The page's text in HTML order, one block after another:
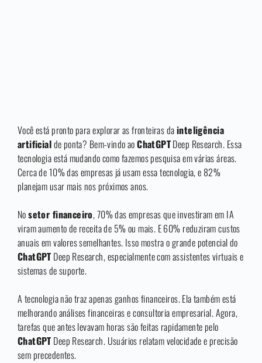
Você está pronto para explorar as fronteiras dainteligência
artificialde ponta? Bem-vindo aoChatGPTDeep Research. Essa
tecnologia está mudando como fazemos pesquisa em várias áreas.
Cerca de 10% das empresas já usam essa tecnologia, e 82%
planejam usar mais nos próximos anos.
Nosetor financeiro, 70% das empresas que investiram em IA
viram aumento de receita de 5% ou mais. E 60% reduziram custos
anuais em valores semelhantes. Isso mostra o grande potencial do
ChatGPT Deep Research, especialmente com assistentes virtuais e
sistemas de suporte.
A tecnologia não traz apenas ganhos financeiros. Ela também está
melhorando análises financeiras e consultoria empresarial. Agora,
tarefas que antes levavam horas são feitas rapidamente pelo
ChatGPT Deep Research. Usuários relatam velocidade e precisão
sem precedentes.